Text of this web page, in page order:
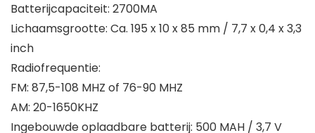
Batterijcapaciteit: 2700MA
Lichaamsgrootte: Ca. 195 x 10 x 85 mm / 7,7 x 0,4 x 3,3
inch
Radiofrequentie:
FM: 87,5-108 MHZ of 76-90 MHZ
AM: 20-1650KHZ
Ingebouwde oplaadbare batterij: 500 MAH / 3,7 V